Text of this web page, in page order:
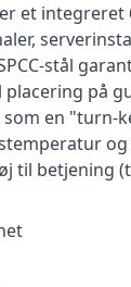
er et
stål
på
en
til betjening